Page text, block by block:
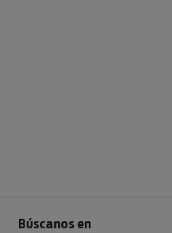
Búscanos en